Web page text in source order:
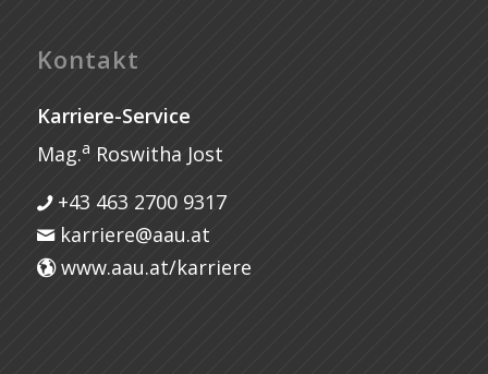
Kontakt
Karriere-Service
Mag.a Roswitha Jost
+43 463 2700 9317
karriere@aau.at
www.aau.at/karriere